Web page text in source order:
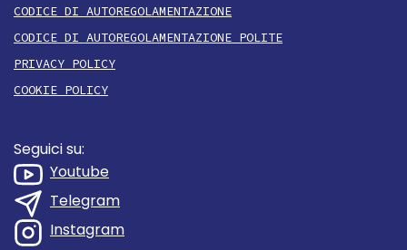
CODICE DI AUTOREGOLAMENTAZIONE
CODICE DI AUTOREGOLAMENTAZIONE POLITE
PRIVACY POLICY
COOKIE POLICY
Seguici su:
Youtube
Telegram
Instagram